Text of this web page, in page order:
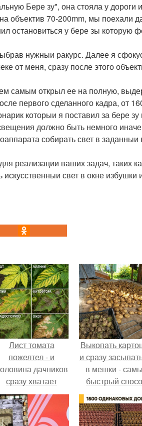
Бере зу", она стояла у дороги
объектив 70-200mm, мы поехали
остановиться у бере зы которую
нужныи ракурс. Далее я
от меня, сразу после этого
самым открыл ее на полную,
первого сделанного кадра, от
которыи я поставил за бере
должно быть немного иначе
собирать свет в
реализации ваших задач, таких
свет в окне избушки
Лист томата
пожелтел - и
дачников
сразу хватает
удобрение.
Выкопать
и сразу
в мешки -
быстрый
спрятать вместе
урожаем
порезы и